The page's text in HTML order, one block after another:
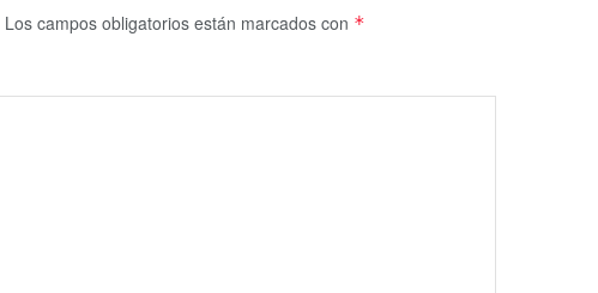
Los campos obligatorios están marcados con *